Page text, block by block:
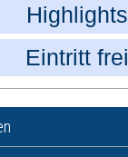
Highlights
Eintritt frei